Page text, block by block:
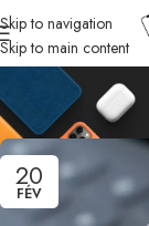
Skip to navigation
Skip to main content
20
FÉV